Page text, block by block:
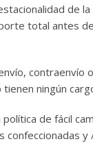
de
total antes
contraenvío
tienen ningún
de fácil
confeccionadas y